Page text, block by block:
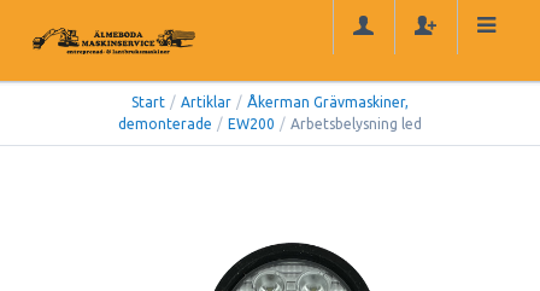
Start / Artiklar / Åkerman Grävmaskiner,
demonterade / EW200 / Arbetsbelysning led